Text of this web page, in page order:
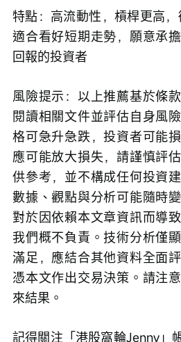
特點：高流動性，槓桿更高，
適合看好短期走勢，願意承
回報的投資者
風險提示：以上推薦基於條
閱讀相關文件並評估自身風
格可急升急跌，投資者可能
應可能放大損失，請謹慎評
供參考，並不構成任何投資
數據、觀點與分析可能隨時
對於因依賴本文章資訊而導
我們概不負責。技術分析僅
滿足，應結合其他資料全面
憑本文作出交易決策。請注
來結果。
記得關注「港股窩輪Jenny」